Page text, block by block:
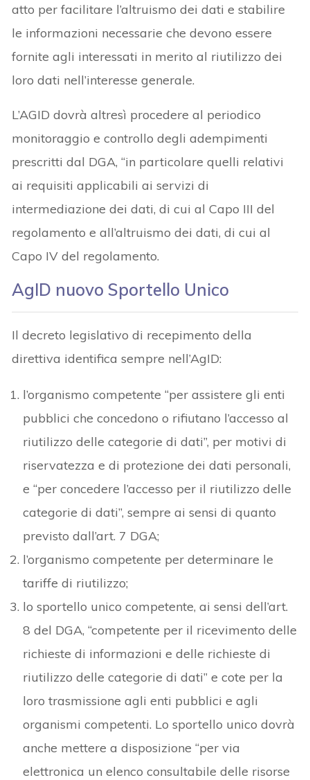
atto per facilitare l’altruismo dei dati e stabilire
le informazioni necessarie che devono essere
fornite agli interessati in merito al riutilizzo dei
loro dati nell’interesse generale.
L’AGID dovrà altresì procedere al periodico
monitoraggio e controllo degli adempimenti
prescritti dal DGA, “in particolare quelli relativi
ai requisiti applicabili ai servizi di
intermediazione dei dati, di cui al Capo III del
regolamento e all’altruismo dei dati, di cui al
Capo IV del regolamento.
AgID nuovo Sportello Unico
Il decreto legislativo di recepimento della
direttiva identifica sempre nell’AgID:
l’organismo competente “per assistere gli enti
pubblici che concedono o rifiutano l’accesso al
riutilizzo delle categorie di dati”, per motivi di
riservatezza e di protezione dei dati personali,
e “per concedere l’accesso per il riutilizzo delle
categorie di dati”, sempre ai sensi di quanto
previsto dall’art. 7 DGA;
l’organismo competente per determinare le
tariffe di riutilizzo;
lo sportello unico competente, ai sensi dell’art.
8 del DGA, “competente per il ricevimento delle
richieste di informazioni e delle richieste di
riutilizzo delle categorie di dati” e cote per la
loro trasmissione agli enti pubblici e agli
organismi competenti. Lo sportello unico dovrà
anche mettere a disposizione “per via
elettronica un elenco consultabile delle risorse